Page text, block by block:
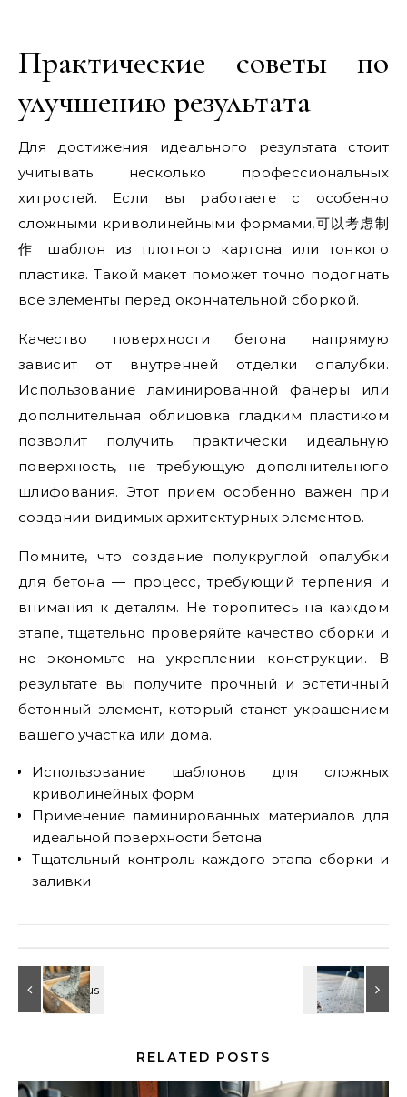
Практические советы по
улучшению результата
Для достижения идеального результата стоит
учитывать несколько профессиональных
хитростей. Если вы работаете с особенно
сложными криволинейными формами,可以考虑制
作 шаблон из плотного картона или тонкого
пластика. Такой макет поможет точно подогнать
все элементы перед окончательной сборкой.
Качество поверхности бетона напрямую
зависит от внутренней отделки опалубки.
Использование ламинированной фанеры или
дополнительная облицовка гладким пластиком
позволит получить практически идеальную
поверхность, не требующую дополнительного
шлифования. Этот прием особенно важен при
создании видимых архитектурных элементов.
Помните, что создание полукруглой опалубки
для бетона — процесс, требующий терпения и
внимания к деталям. Не торопитесь на каждом
этапе, тщательно проверяйте качество сборки и
не экономьте на укреплении конструкции. В
результате вы получите прочный и эстетичный
бетонный элемент, который станет украшением
вашего участка или дома.
Использование шаблонов для сложных
криволинейных форм
Применение ламинированных материалов для
идеальной поверхности бетона
Тщательный контроль каждого этапа сборки и
заливки
RELATED POSTS